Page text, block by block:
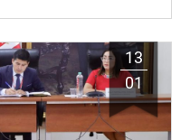
13
01